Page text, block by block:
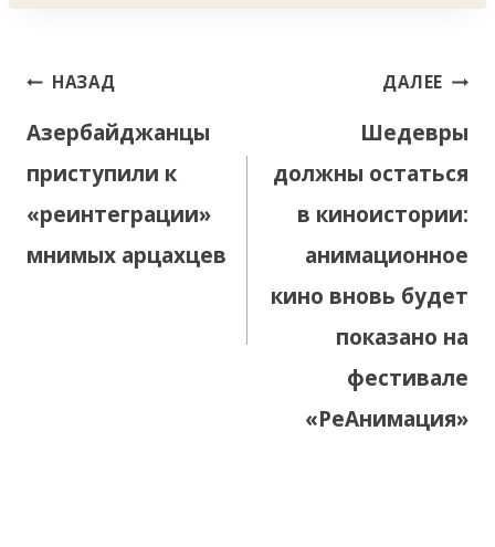
Навигация
записям
НАЗАД
Азербайджанцы
приступили к
«реинтеграции»
мнимых арцахцев
ДАЛЕЕ
Шедевры
должны остаться
в киноистории:
анимационное
кино вновь будет
показано на
фестивале
«РеАнимация»